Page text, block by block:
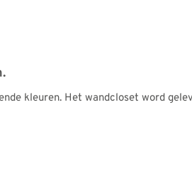
kleuren. Het wandcloset word